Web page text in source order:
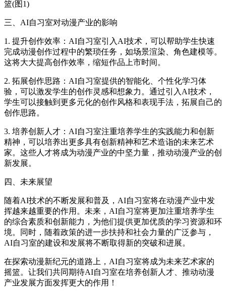
三、AI自习室对动漫产业的影响
1. 提升创作效率：AI自习室引入AI技术，可以帮助学生快速
完成动漫创作过程中的繁琐任务，如场景渲染、角色建模等。
这将大大提高创作效率，缩短作品上市时间。
2. 拓展创作思路：AI自习室提供的智能化、个性化学习体
验，可以激发学生的创作灵感和想象力。通过引入AI技术，
学生可以接触到更多元化的创作风格和表现手法，拓展自己的
创作思路。
3. 培养创新人才：AI自习室注重培养学生的实践能力和创新
精神，可以培养出更多具有创新精神和艺术造诣的未来艺术
家。这些人才将成为动漫产业的中坚力量，推动动漫产业的创
新发展。
四、未来展望
随着AI技术的不断发展和普及，AI自习室将在动漫产业中发
挥越来越重要的作用。未来，AI自习室将更加注重培养学生
的综合素质和创新能力，为他们提供更加优质的学习资源和环
境。同时，随着政策的进一步扶持和社会力量的广泛参与，
AI自习室的建设和发展将不断取得新的突破和进展。
在探索动漫新纪元的道路上，AI自习室将成为未来艺术家的
摇篮。让我们共同期待AI自习室在培养创新人才、推动动漫
产业发展方面发挥更大的作用！